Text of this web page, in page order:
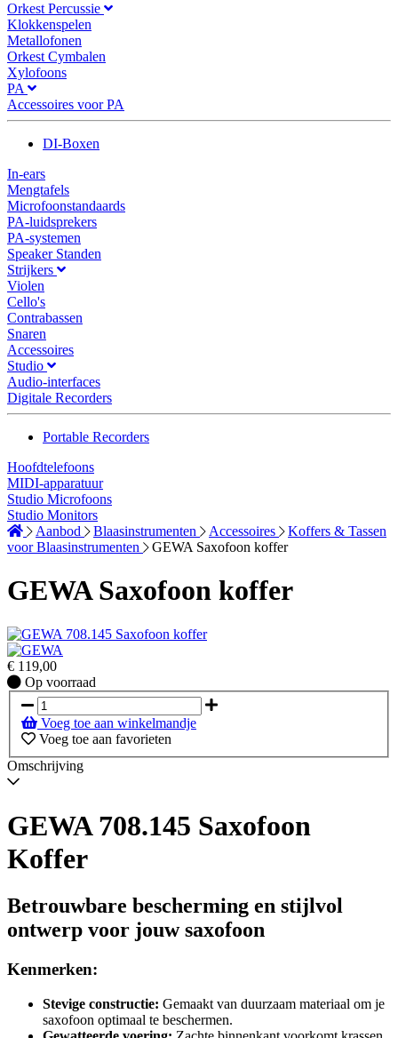
Orkest Percussie
Klokkenspelen
Metallofonen
Orkest Cymbalen
Xylofoons
PA
Accessoires voor PA
DI-Boxen
In-ears
Mengtafels
Microfoonstandaards
PA-luidsprekers
PA-systemen
Speaker Standen
Strijkers
Violen
Cello's
Contrabassen
Snaren
Accessoires
Studio
Audio-interfaces
Digitale Recorders
Portable Recorders
Hoofdtelefoons
MIDI-apparatuur
Studio Microfoons
Studio Monitors
Aanbod
Blaasinstrumenten Accessoires
Koffers & Tassen
voor Blaasinstrumenten
GEWA Saxofoon koffer
GEWA Saxofoon koffer
€ 119,00
Op
voorraad
Op voorraad
Voeg toe aan winkelmandje
Voeg toe aan favorieten
Omschrijving
GEWA 708.145 Saxofoon
Koffer
Betrouwbare bescherming en stijlvol
ontwerp voor jouw saxofoon
Kenmerken:
Stevige constructie: Gemaakt van duurzaam materiaal om je
saxofoon optimaal te beschermen.